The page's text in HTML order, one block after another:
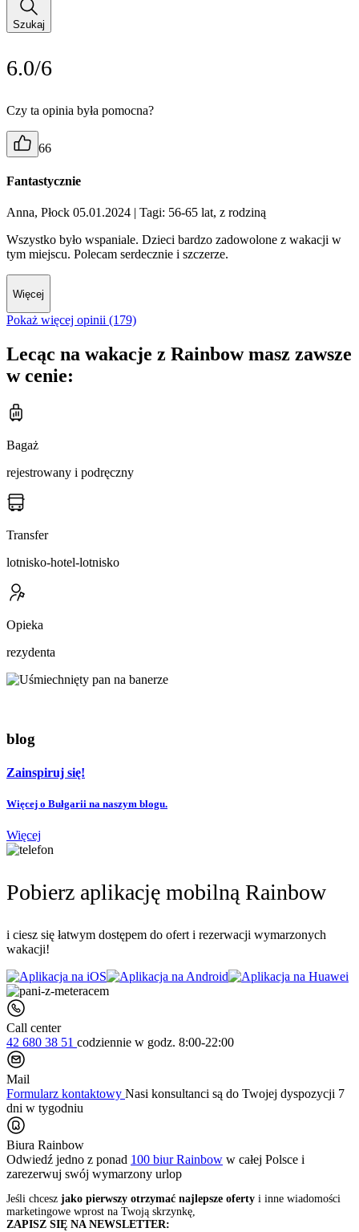
Szukaj
6.0/6
Czy ta opinia była pomocna?
66
Fantastycznie
Anna, Płock 05.01.2024 | Tagi: 56-65 lat, z rodziną
Wszystko było wspaniale. Dzieci bardzo zadowolone z wakacji w
tym miejscu. Polecam serdecznie i szczerze.
Więcej
Pokaż więcej opinii (179)
Lecąc na wakacje z Rainbow masz zawsze
w cenie:
Bagaż
rejestrowany i podręczny
Transfer
lotnisko-hotel-lotnisko
Opieka
rezydenta
blog
Zainspiruj się!
Więcej o Bułgarii na naszym blogu.
Więcej
Pobierz aplikację mobilną Rainbow
i ciesz się łatwym dostępem do ofert i rezerwacji wymarzonych
wakacji!
Call center
42 680 38 51 codziennie w godz. 8:00-22:00
Mail
Formularz kontaktowy Nasi konsultanci są do Twojej dyspozycji 7
dni w tygodniu
Biura Rainbow
Odwiedź jedno z ponad 100 biur Rainbow w całej Polsce i
zarezerwuj swój wymarzony urlop
Jeśli chcesz jako pierwszy otrzymać najlepsze oferty i inne wiadomości
marketingowe wprost na Twoją skrzynkę,
ZAPISZ SIĘ NA NEWSLETTER: